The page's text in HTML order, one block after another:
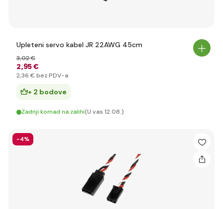
Upleteni servo kabel JR 22AWG 45cm
2,95 €
3,02 €
2,36 € bez PDV-a
+ 2 bodove
Zadnji komad na zalihi(U vas 12.08.)
-4%